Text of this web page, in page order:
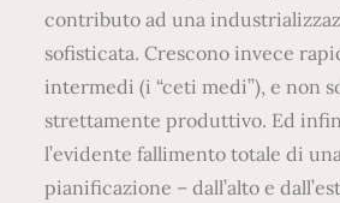
contributo ad una
sofisticata. Crescono invece
intermedi (i “ceti medi”), e non
strettamente produttivo. Ed
l’evidente fallimento totale di
pianificazione – dall’alto e